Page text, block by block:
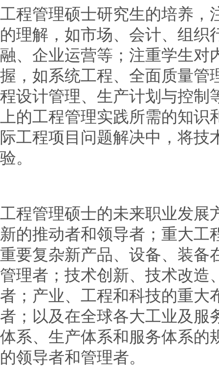
工程管理硕士研究生的培养，
的理解，如市场、会计、组织
融、企业运营等；注重学生对
握，如系统工程、全面质量管
程设计管理、生产计划与控制
上的工程管理实践所需的知
际工程项目问题解决中，将技
验。
工程管理硕士的未来职业发展
新的推动者和领导者；重大工
重要复杂新产品、设备、装备
管理者；技术创新、技术改造
者；产业、工程和科技的重大
者；以及在全球各大工业及服
体系、生产体系和服务体系的
的领导者和管理者。